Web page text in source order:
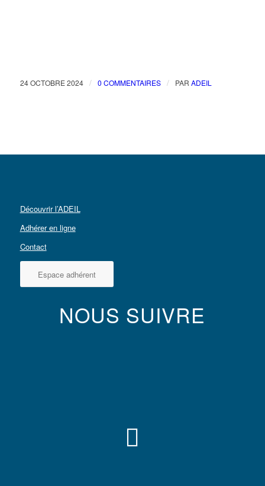
24 OCTOBRE 2024 / 0 COMMENTAIRES / PAR ADEIL
Découvrir l’ADEIL
Adhérer en ligne
Contact
Espace adhérent
NOUS SUIVRE